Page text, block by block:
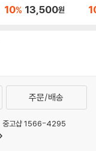
의 공룡일기
10% 13,500원
주문/배송
중고샵 1566-4295